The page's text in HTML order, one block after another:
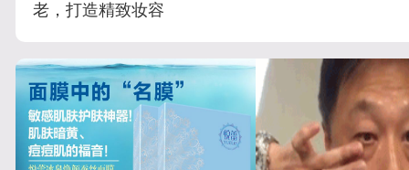
老，打造精致妆容